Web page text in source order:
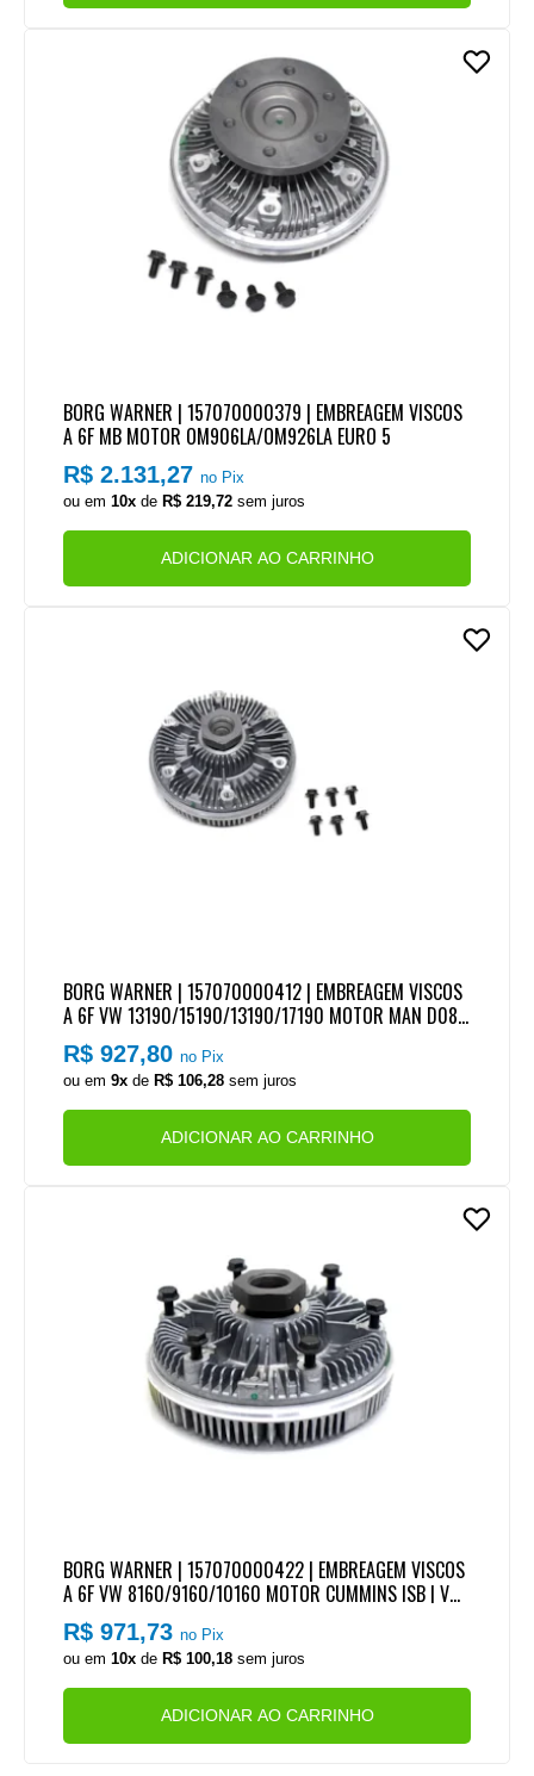
BORG WARNER | 157070000379 | EMBREAGEM VISCOS
A 6F MB MOTOR OM906LA/OM926LA EURO 5
R$ 2.131,27no Pix
ou em10x de R$ 219,72 sem juros
ADICIONAR AO CARRINHO
BORG WARNER | 157070000412 | EMBREAGEM VISCOS
A 6F VW 13190/15190/13190/17190 MOTOR MAN D08
4CL (PESCOCO CURTO)
R$ 927,80no Pix
ou em9x deR$ 106,28 sem juros
ADICIONAR AO CARRINHO
BORG WARNER | 157070000422 | EMBREAGEM VISCOS
A 6F VW 8160/9160/10160 MOTOR CUMMINS ISB | VW
CONSTELLATION 17190 MOTOR MAN D08 EURO 5 (PESC
OCO CURTO)
R$ 971,73no Pix
ou em10x de R$ 100,18 sem juros
ADICIONAR AO CARRINHO